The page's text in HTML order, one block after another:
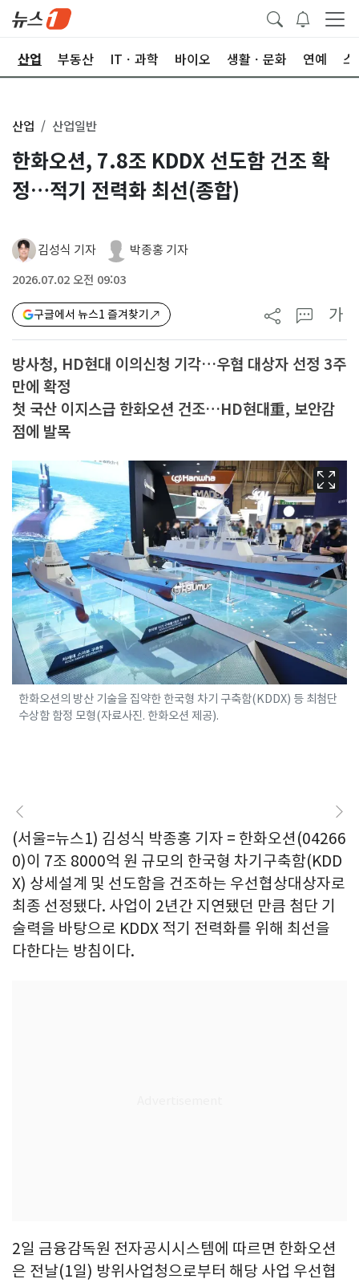
산업 부동산 ITㆍ과학 바이오 생활ㆍ문화 연예 스
산업 산업일반
한화오션, 7.8조 KDDX 선도함 건조 확
정…적기 전력화 최선(종합)
김성식 기자 박종홍 기자
2026.07.02 오전 09:03
구글에서 뉴스1 즐겨찾기 가
방사청, HD현대 이의신청 기각…우협 대상자 선정 3주
만에 확정
첫 국산 이지스급 한화오션 건조…HD현대重, 보안감
점에 발목
한화오션의 방산 기술을 집약한 한국형 차기 구축함(KDDX) 등 최첨단
수상함 함정 모형(자료사진. 한화오션 제공).
(서울=뉴스1) 김성식 박종홍 기자 = 한화오션(04266
0)이 7조 8000억 원 규모의 한국형 차기구축함(KDD
X) 상세설계 및 선도함을 건조하는 우선협상대상자로
최종 선정됐다. 사업이 2년간 지연됐던 만큼 첨단 기
술력을 바탕으로 KDDX 적기 전력화를 위해 최선을
다한다는 방침이다.
2일 금융감독원 전자공시시스템에 따르면 한화오션
은 전날(1일) 방위사업청으로부터 해당 사업 우선협